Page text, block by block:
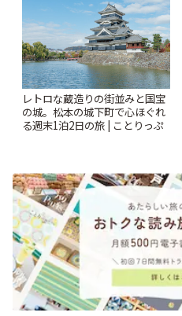
レトロな蔵造りの街並みと国宝
の城。松本の城下町で心ほぐれ
る週末1泊2日の旅 | ことりっぷ